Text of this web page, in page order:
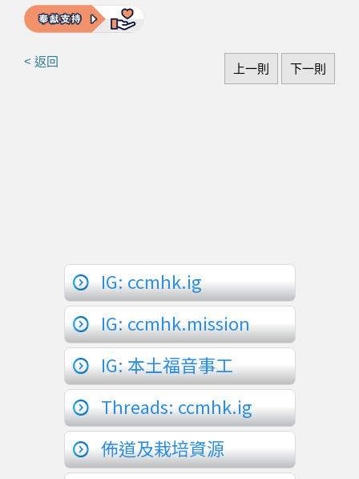
< 返回
上一則 下一則
IG: ccmhk.ig
IG: ccmhk.mission
IG: 本土福音事工
Threads: ccmhk.ig
佈道及栽培資源